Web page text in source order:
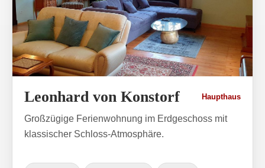
Leonhard von Konstorf Haupthaus
Großzügige Ferienwohnung im Erdgeschoss mit
klassischer Schloss-Atmosphäre.